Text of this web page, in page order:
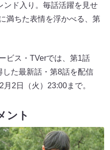
ンド入り。毎話活躍を見せ
満ちた表情を浮かべる、第
ビス・TVerでは、第1話
た最新話・第8話を配信
2日（火）23:00まで。
ント